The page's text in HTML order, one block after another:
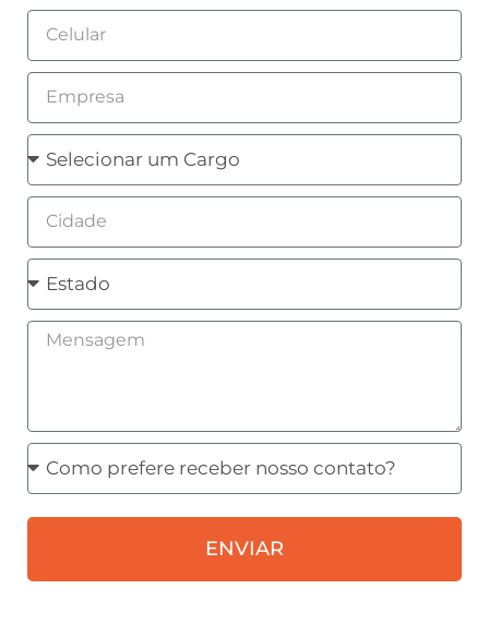
Celular
Empresa
Cargo
Cidade
Estado
Mensagem
Como
prefere
receber
contato?
ENVIAR